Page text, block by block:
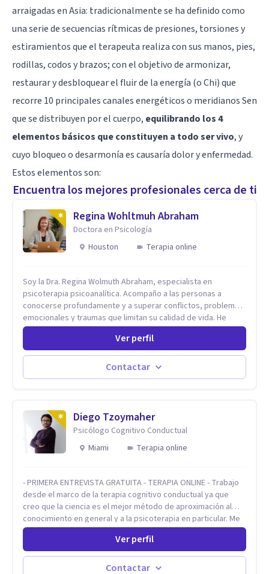
arraigadas en Asia: tradicionalmente se ha definido como
una serie de secuencias rítmicas de presiones, torsiones y
estiramientos que el terapeuta realiza con sus manos, pies,
rodillas, codos y brazos; con el objetivo de armonizar,
restaurar y desbloquear el fluir de la energía (o Chi) que
recorre 10 principales canales energéticos o meridianos Sen
que se distribuyen por el cuerpo, equilibrando los 4
elementos básicos que constituyen a todo ser vivo, y
cuyo bloqueo o desarmonía es causaría dolor y enfermedad.
Estos elementos son:
Encuentra los mejores profesionales cerca de ti
Regina Wohltmuh Abraham
Doctora en Psicología
Houston
Terapia online
Soy la Dra. Regina Wolmuth Abraham, especialista en
psicoterapia psicoanalítica. Acompaño a las personas a
conocerse profundamente y a superar conflictos, problemas
emocionales y traumas que limitan su calidad de vida. He
trabajado en reconocidas instituciones como el Hospital
Psiquiátrico San Rafael, Instituto Psiquiátrico MENDAO, San
Bernardino, Hospital Psiquiátrico Infantil y el Centro de
Integración Juvenil. Además, tuve el privilegio de colaborar
en comunidades como Olivar del Conde y Xochimilco, lo que
Ver perfil
Contactar
Diego Tzoymaher
Psicólogo Cognitivo Conductual
Miami
Terapia online
- PRIMERA ENTREVISTA GRATUITA - TERAPIA ONLINE - Trabajo
desde el marco de la terapia cognitivo conductual ya que
creo que la ciencia es el mejor método de aproximación al
conocimiento en general y a la psicoterapia en particular. Me
interesan los procesos de cambio conductual por los que una
persona pueda alcanzar sus objetivos, transitando,
aceptando y modificando sus patrones cognitivos y
emocionales. Abordo patologías específicas como trastornos
Ver perfil
Contactar